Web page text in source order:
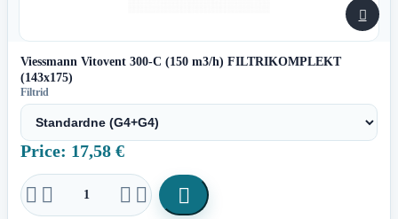

Viessmann Vitovent 300-C (150 m3/h) FILTRIKOMPLEKT
(143x175)
Filtrid
Price: 17,58 €
    